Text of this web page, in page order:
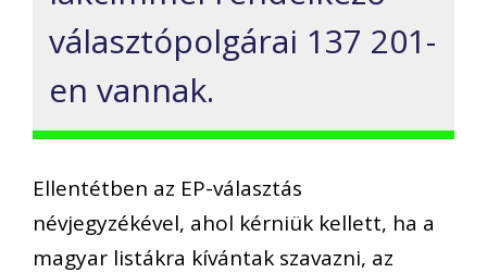
választópolgárai 137 201-
en vannak.
Ellentétben az EP-választás
névjegyzékével, ahol kérniük kellett, ha a
magyar listákra kívántak szavazni, az